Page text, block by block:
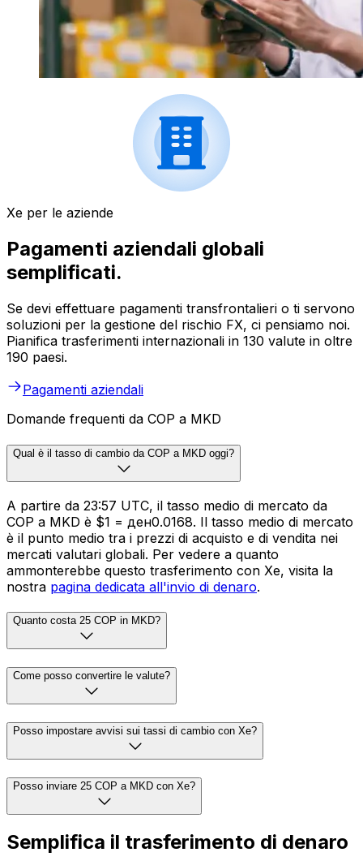
Xe per le aziende
Pagamenti aziendali globali
semplificati.
Se devi effettuare pagamenti transfrontalieri o ti servono
soluzioni per la gestione del rischio FX, ci pensiamo noi.
Pianifica trasferimenti internazionali in 130 valute in oltre
190 paesi.
Pagamenti aziendali
Domande frequenti da COP a MKD
Qual è il tasso di cambio da COP a MKD oggi?
A partire da 23:57 UTC, il tasso medio di mercato da
COP a MKD è $1 = ден0.0168. Il tasso medio di mercato
è il punto medio tra i prezzi di acquisto e di vendita nei
mercati valutari globali. Per vedere a quanto
ammonterebbe questo trasferimento con Xe, visita la
nostra pagina dedicata all'invio di denaro.
Quanto costa 25 COP in MKD?
Come posso convertire le valute?
Posso impostare avvisi sui tassi di cambio con Xe?
Posso inviare 25 COP a MKD con Xe?
Semplifica il trasferimento di denaro